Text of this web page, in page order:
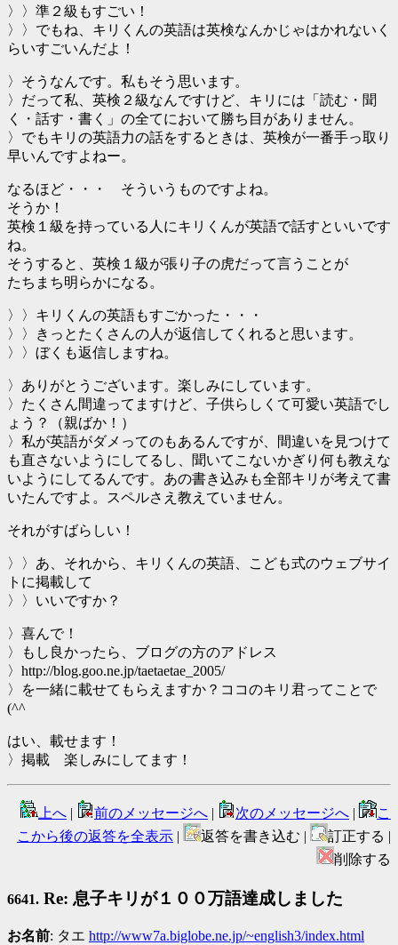
〉〉準２級もすごい！
〉〉でもね、キリくんの英語は英検なんかじゃはかれないく
らいすごいんだよ！
〉そうなんです。私もそう思います。
〉だって私、英検２級なんですけど、キリには「読む・聞
く・話す・書く」の全てにおいて勝ち目がありません。
〉でもキリの英語力の話をするときは、英検が一番手っ取り
早いんですよねー。
なるほど・・・ そういうものですよね。
そうか！
英検１級を持っている人にキリくんが英語で話すといいです
ね。
そうすると、英検１級が張り子の虎だって言うことが
たちまち明らかになる。
〉〉キリくんの英語もすごかった・・・
〉〉きっとたくさんの人が返信してくれると思います。
〉〉ぼくも返信しますね。
〉ありがとうございます。楽しみにしています。
〉たくさん間違ってますけど、子供らしくて可愛い英語でし
ょう？（親ばか！）
〉私が英語がダメってのもあるんですが、間違いを見つけて
も直さないようにしてるし、聞いてこないかぎり何も教えな
いようにしてるんです。あの書き込みも全部キリが考えて書
いたんですよ。スペルさえ教えていません。
それがすばらしい！
〉〉あ、それから、キリくんの英語、こども式のウェブサイ
トに掲載して
〉〉いいですか？
〉喜んで！
〉もし良かったら、ブログの方のアドレス
〉http://blog.goo.ne.jp/taetaetae_2005/
〉を一緒に載せてもらえますか？ココのキリ君ってことで
(^^ゞ
はい、載せます！
〉掲載 楽しみにしてます！
上へ | 前のメッセージへ | 次のメッセージへ |
こ
こから後の返答を全表示 | 返答を書き込む |
訂正する |
削除する
6641. Re: 息子キリが１００万語達成しました
お名前: タエ http://www7a.biglobe.ne.jp/~english3/index.html